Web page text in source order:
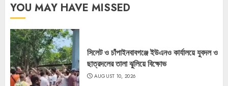
YOU MAY HAVE MISSED
সিলেট ও চাঁপাইনবাবগঞ্জে ইউএনও কার্যালয়ে যুবদল ও
ছাত্রদলের তালা ঝুলিয়ে বিক্ষোভ
AUGUST 10, 2026